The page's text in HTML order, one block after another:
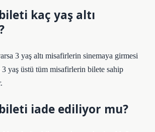
kaç yaş altı
3 yaş altı misafirlerin sinemaya girmesi
yaş üstü tüm misafirlerin bilete sahip
iade ediliyor mu?